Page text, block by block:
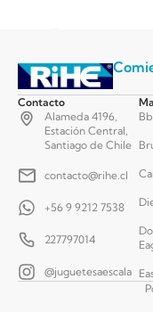
Contacto
Alameda 4196,
Estación Central,
Santiago de Chile
contacto@rihe.cl
+56 9 9212 7538
227797014
@juguetesaescala